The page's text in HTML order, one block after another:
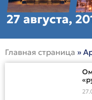
27 августа,
Главная страница »